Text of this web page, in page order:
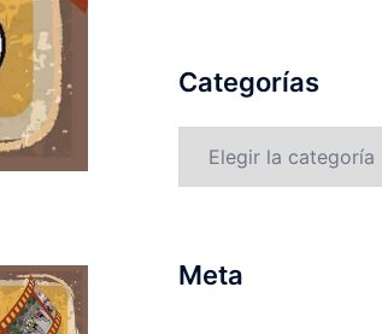
Categorías
Meta